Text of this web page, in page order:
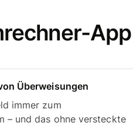
App
Überweisungen
immer zum
– und das ohne versteckte